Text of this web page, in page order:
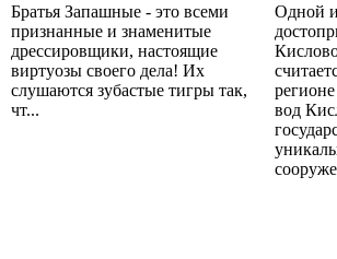
Братья Запашные - это всеми
признанные и знаменитые
дрессировщики, настоящие
виртуозы своего дела! Их
слушаются зубастые тигры так,
чт...
Одной
вод